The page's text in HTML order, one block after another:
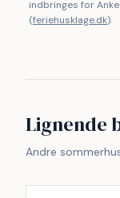
indbringes for
(feriehusklage.dk).
Lignende
Andre